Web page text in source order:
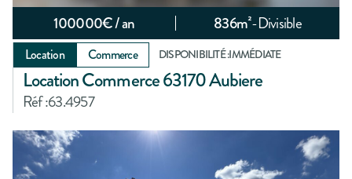
100000€ / an 836m²-Divisible
Location Commerce DISPONIBILITÉ :IMMÉDIATE
Location Commerce 63170 Aubiere
Réf :63.4957